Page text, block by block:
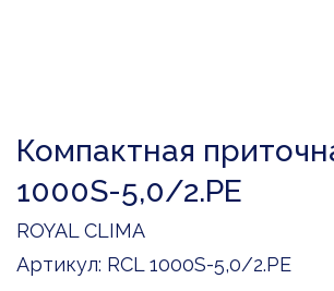
Компактная
1000S-5,0/2.PE
ROYAL CLIMA
Артикул: RCL 1000S-5,0/2.PE